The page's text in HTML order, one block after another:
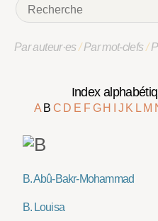
Par auteur·es/Par mot-clefs/
Index
A B C D E F G H J K L M
B. Abû-Bakr-Mohammad
B. Louisa